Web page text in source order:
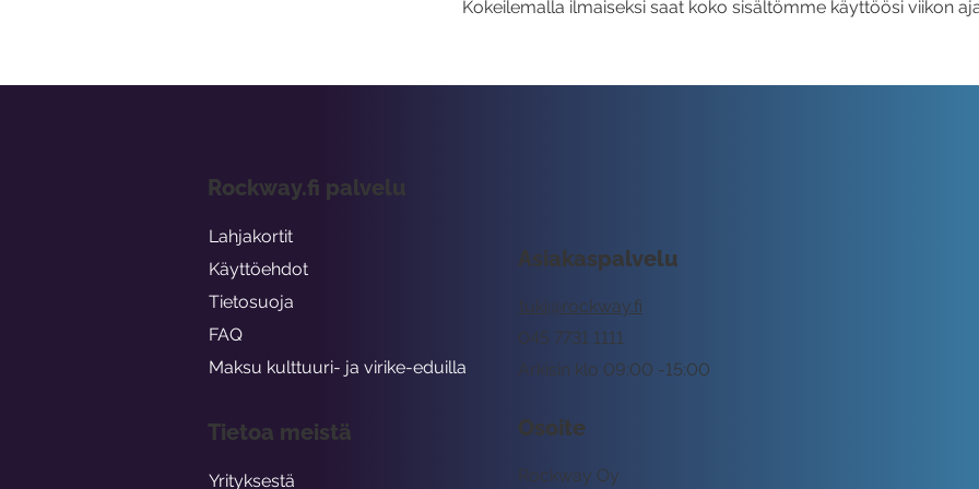
Kokeilemalla ilmaiseksi saat koko sisältömme käyttöösi viikon
Asiakaspalvelu
tuki@rockway.fi
Arkisin klo 09:00 -15:00
045 7731 1111
Osoite
Rockway Oy
Rockway.fi palvelu
Lahjakortit
Käyttöehdot
Tietosuoja
FAQ
Maksu kulttuuri- ja virike-eduilla
Tietoa meistä
Yrityksestä